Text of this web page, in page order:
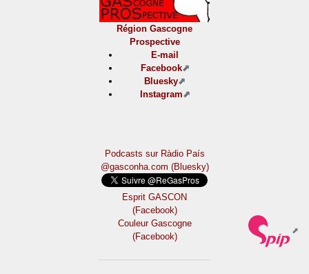
Région Gascogne
Prospective
E-mail
Facebook
Bluesky
Instagram
Podcasts sur Ràdio País
@gasconha.com (Bluesky)
Esprit GASCON
(Facebook)
Couleur Gascogne
(Facebook)